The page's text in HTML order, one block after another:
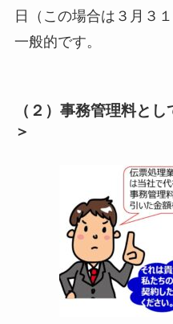
日（この場合は３月３
一般的です。
（２）事務管理料と
＞